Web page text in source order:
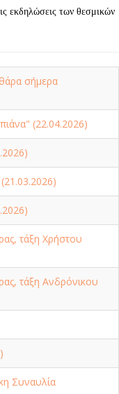
εκδηλώσεις των θεσμικών
σήμερα
(22.04.2026)
τάξη Χρήστου
τάξη Ανδρόνικου
Συναυλία